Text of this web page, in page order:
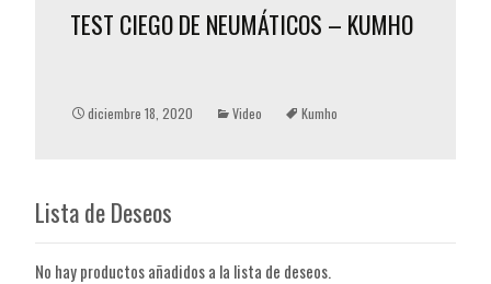
TEST CIEGO DE NEUMÁTICOS – KUMHO
diciembre 18, 2020 Video Kumho
Lista de Deseos
No hay productos añadidos a la lista de deseos.